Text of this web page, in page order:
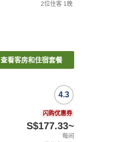
2位住客 1晚
查看客房和住宿套餐
4.3
闪购优惠券
S$177.33~
每间